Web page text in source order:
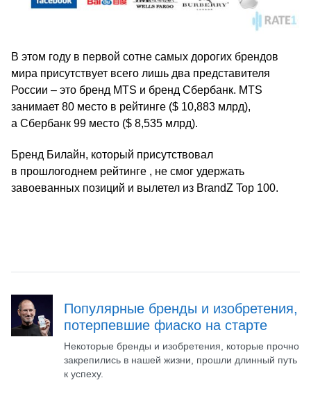
В этом году в первой сотне самых дорогих брендов
мира присутствует всего лишь два представителя
России – это бренд MTS и бренд Сбербанк. MTS
занимает 80 место в рейтинге ($ 10,883 млрд),
а Сбербанк 99 место ($ 8,535 млрд).
Бренд Билайн, который присутствовал
в прошлогоднем рейтинге , не смог удержать
завоеванных позиций и вылетел из BrandZ Top 100.
Популярные бренды и изобретения,
потерпевшие фиаско на старте
Некоторые бренды и изобретения, которые прочно
закрепились в нашей жизни, прошли длинный путь
к успеху.